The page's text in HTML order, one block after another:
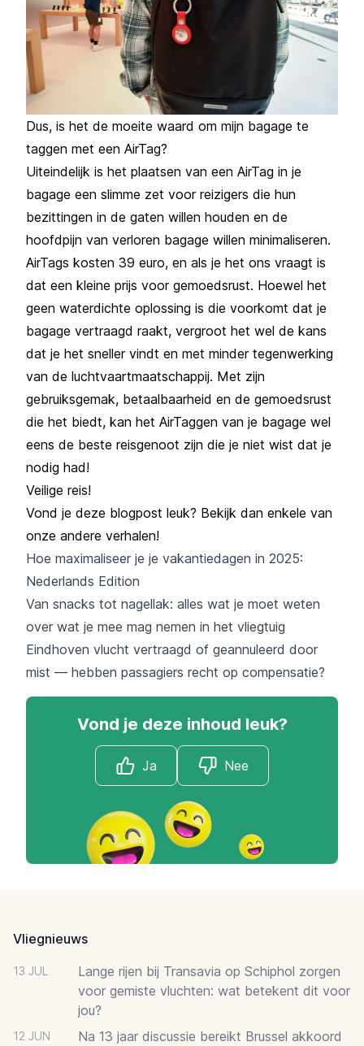
Dus, is het de moeite waard om mijn bagage te
taggen met een AirTag?
Uiteindelijk is het plaatsen van een AirTag in je
bagage een slimme zet voor reizigers die hun
bezittingen in de gaten willen houden en de
hoofdpijn van verloren bagage willen minimaliseren.
AirTags kosten 39 euro, en als je het ons vraagt is
dat een kleine prijs voor gemoedsrust. Hoewel het
geen waterdichte oplossing is die voorkomt dat je
bagage vertraagd raakt, vergroot het wel de kans
dat je het sneller vindt en met minder tegenwerking
van de luchtvaartmaatschappij. Met zijn
gebruiksgemak, betaalbaarheid en de gemoedsrust
die het biedt, kan het AirTaggen van je bagage wel
eens de beste reisgenoot zijn die je niet wist dat je
nodig had!
Veilige reis!
Vond je deze blogpost leuk? Bekijk dan enkele van
onze andere verhalen!
Hoe maximaliseer je je vakantiedagen in 2025:
Nederlands Edition
Van snacks tot nagellak: alles wat je moet weten
over wat je mee mag nemen in het vliegtuig
Eindhoven vlucht vertraagd of geannuleerd door
mist — hebben passagiers recht op compensatie?
Vond je deze inhoud leuk?
Ja Nee
Vliegnieuws
13 JUL
Lange rijen bij Transavia op Schiphol zorgen
voor gemiste vluchten: wat betekent dit voor
jou?
12 JUN
Na 13 jaar discussie bereikt Brussel akkoord